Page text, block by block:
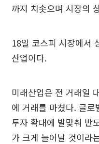
까지 치솟으며 시장의
18일 코스피 시장에서
산업이다.
미래산업은 전 거래일
에 거래를 마쳤다. 글로
투자 확대에 발맞춰 반
가 크게 늘어날 것이라